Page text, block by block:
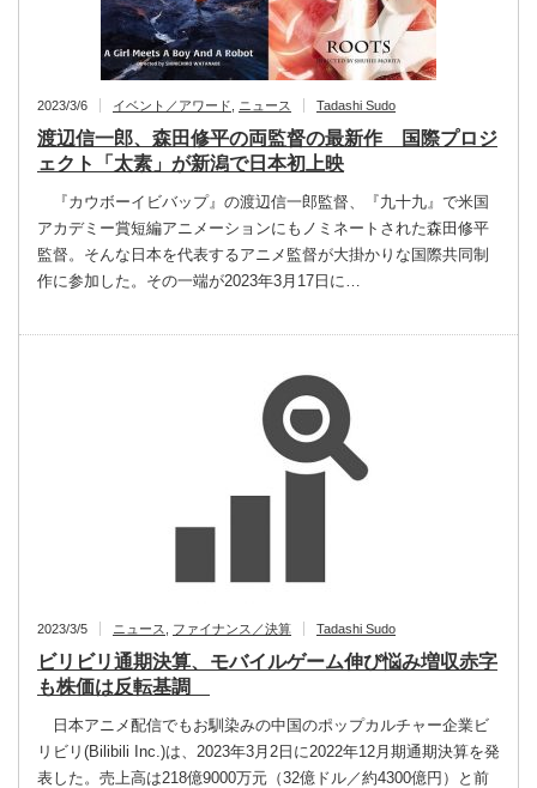
2023/3/6 イベント／アワード ニュース Tadashi Sudo
渡辺信一郎、森田修平の両監督の最新作 国際プロジ
ェクト「太素」が新潟で日本初上映
『カウボーイビバップ』の渡辺信一郎監督、『九十九』で米国
アカデミー賞短編アニメーションにもノミネートされた森田修平
監督。そんな日本を代表するアニメ監督が大掛かりな国際共同制
作に参加した。その一端が2023年3月17日に…
2023/3/5 ニュース ファイナンス／決算 Tadashi Sudo
ビリビリ通期決算、モバイルゲーム伸び悩み増収赤字
も株価は反転基調
日本アニメ配信でもお馴染みの中国のポップカルチャー企業ビ
リビリ(Bilibili Inc.)は、2023年3月2日に2022年12月期通期決算を発
表した。売上高は218億9000万元（32億ドル／約4300億円）と前